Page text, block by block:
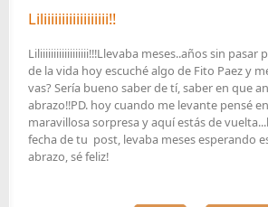
Liliiiiiiiiiiiiiiiiii!!
Liliiiiiiiiiiiiiiiiii!!!Llevaba meses..años sin pasar
de la vida hoy escuché algo de Fito Paez y
vas? Sería bueno saber de tí, saber en que
abrazo!!PD. hoy cuando me levante pensé
maravillosa sorpresa y aquí estás de
fecha de tu post, levaba meses esperando
abrazo, sé feliz!